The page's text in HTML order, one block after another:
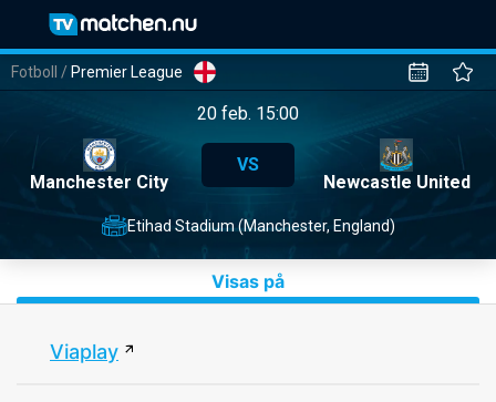
Fotboll / Premier League
20 feb. 15:00
Manchester City
VS
Newcastle United
Etihad Stadium (Manchester, England)
Visas på
Viaplay